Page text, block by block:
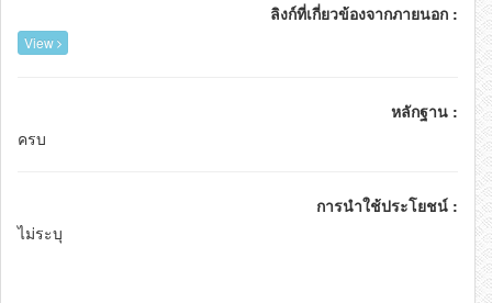
ลิงก์ที่เกี่ยวข้องจากภายนอก :
View
หลักฐาน :
ครบ
การนำใช้ประโยชน์ :
ไม่ระบุ